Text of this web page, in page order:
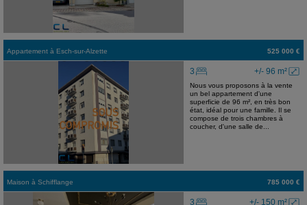
Appartement à Esch-sur-Alzette 525 000 €
+/- 96 m²
3
Nous vous proposons à la vente
un bel appartement d'une
superficie de 96 m², en très bon
état, idéal pour une famille. Il se
compose de trois chambres à
coucher, d'une salle de...
Maison à Schifflange 785 000 €
+/- 150 m²
3